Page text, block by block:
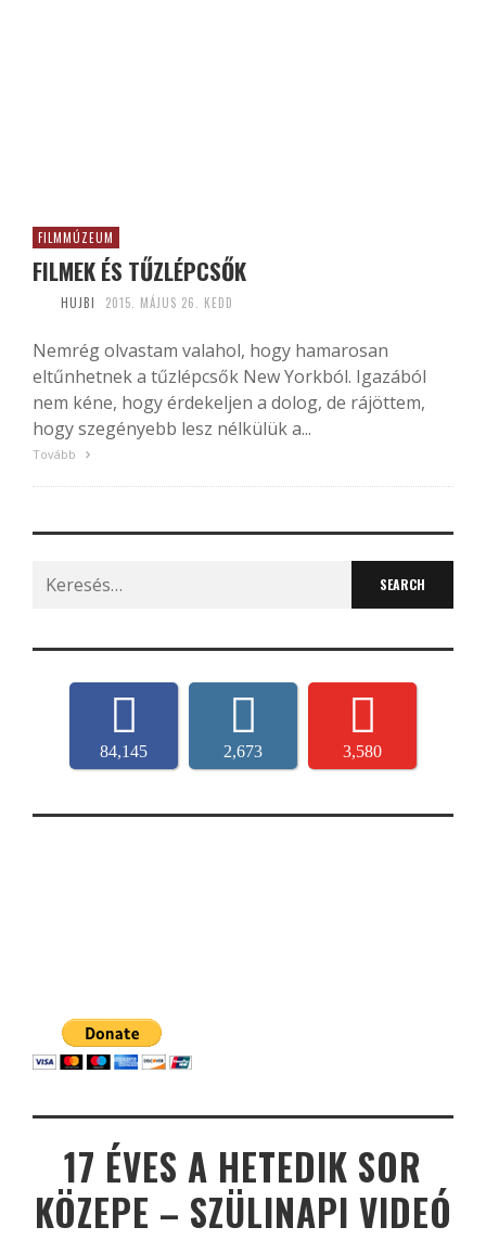
FILMMÚZEUM
FILMEK ÉS TŰZLÉPCSŐK
HUJBI 2015. MÁJUS 26. KEDD
Nemrég olvastam valahol, hogy hamarosan
eltűnhetnek a tűzlépcsők New Yorkból. Igazából
nem kéne, hogy érdekeljen a dolog, de rájöttem,
hogy szegényebb lesz nélkülük a...
Tovább
Search
for:
84,145 2,673 3,580
17 ÉVES A HETEDIK SOR
KÖZEPE – SZÜLINAPI VIDEÓ